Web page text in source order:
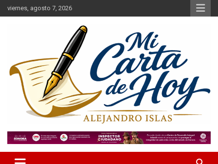
Saltar
al
viernes, agosto 7, 2026
Mi Carta de Hoy